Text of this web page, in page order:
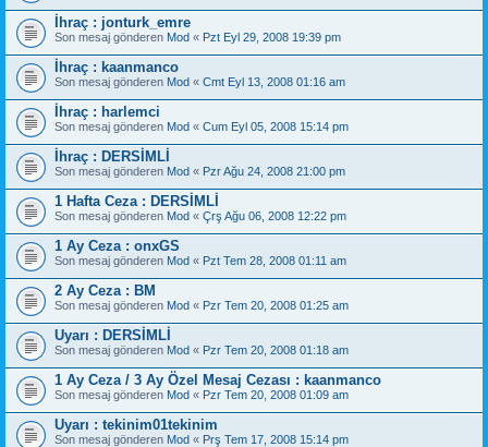
İhraç : jonturk_emre
Son mesaj gönderen Mod « Pzt Eyl 29, 2008 19:39 pm
İhraç : kaanmanco
Son mesaj gönderen Mod « Cmt Eyl 13, 2008 01:16 am
İhraç : harlemci
Son mesaj gönderen Mod « Cum Eyl 05, 2008 15:14 pm
İhraç : DERSİMLİ
Son mesaj gönderen Mod « Pzr Ağu 24, 2008 21:00 pm
1 Hafta Ceza : DERSİMLİ
Son mesaj gönderen Mod « Çrş Ağu 06, 2008 12:22 pm
1 Ay Ceza : onxGS
Son mesaj gönderen Mod « Pzt Tem 28, 2008 01:11 am
2 Ay Ceza : BM
Son mesaj gönderen Mod « Pzr Tem 20, 2008 01:25 am
Uyarı : DERSİMLİ
Son mesaj gönderen Mod « Pzr Tem 20, 2008 01:18 am
1 Ay Ceza / 3 Ay Özel Mesaj Cezası : kaanmanco
Son mesaj gönderen Mod « Pzr Tem 20, 2008 01:09 am
Uyarı : tekinim01tekinim
Son mesaj gönderen Mod « Prş Tem 17, 2008 15:14 pm